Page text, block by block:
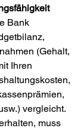
Bank
(Gehalt,
Ihren
vergleicht.
muss